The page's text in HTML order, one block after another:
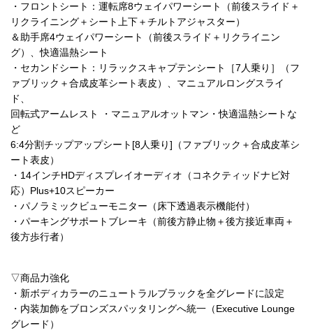
・フロントシート：運転席8ウェイパワーシート（前後スライド＋
リクライニング＋シート上下＋チルトアジャスター）
＆助手席4ウェイパワーシート（前後スライド＋リクライニン
グ）、快適温熱シート
・セカンドシート：リラックスキャプテンシート［7人乗り］（フ
ァブリック＋合成皮革シート表皮）、マニュアルロングスライ
ド、
回転式アームレスト ・マニュアルオットマン・快適温熱シートな
ど
6:4分割チップアップシート[8人乗り]（ファブリック＋合成皮革シ
ート表皮）
・14インチHDディスプレイオーディオ（コネクティッドナビ対
応）Plus+10スピーカー
・パノラミックビューモニター（床下透過表示機能付）
・パーキングサポートブレーキ（前後方静止物＋後方接近車両＋
後方歩行者）
▽商品力強化
・新ボディカラーのニュートラルブラックを全グレードに設定
・内装加飾をブロンズスパッタリングへ統一（Executive Lounge
グレード）